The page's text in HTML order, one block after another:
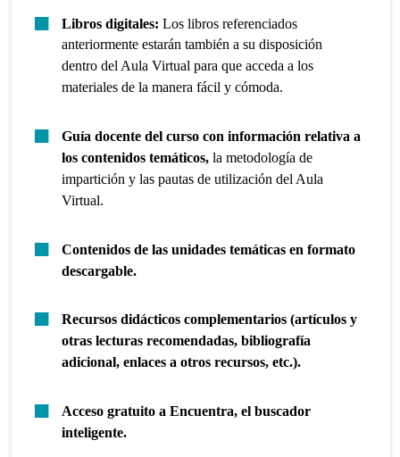
Libros digitales:Los libros referenciados
anteriormente estarán también a su disposición
dentro del Aula Virtual para que acceda a los
materiales de la manera fácil y cómoda.
Guía docente del curso con información relativa a
los contenidos temáticos, la metodología de
impartición y las pautas de utilización del Aula
Virtual.
Contenidos de las unidades temáticas en formato
descargable.
Recursos didácticos complementarios (artículos y
otras lecturas recomendadas, bibliografía
adicional, enlaces a otros recursos, etc.).
Acceso gratuito a Encuentra, el buscador
inteligente.